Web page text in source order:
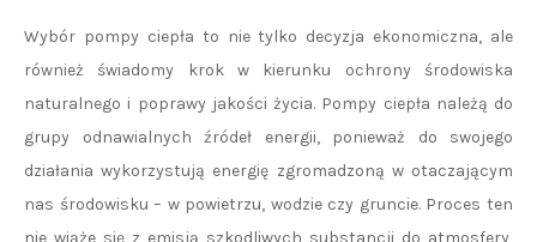
Wybór pompy ciepła to nie tylko decyzja ekonomiczna, ale
również świadomy krok w kierunku ochrony środowiska
naturalnego i poprawy jakości życia. Pompy ciepła należą do
grupy odnawialnych źródeł energii, ponieważ do swojego
działania wykorzystują energię zgromadzoną w otaczającym
nas środowisku – w powietrzu, wodzie czy gruncie. Proces ten
nie wiąże się z emisją szkodliwych substancji do atmosfery,